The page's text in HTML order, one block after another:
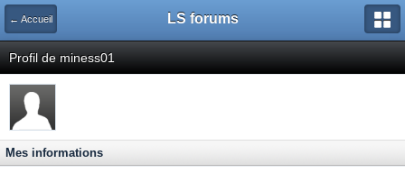
← Accueil LS forums
Profil de miness01
Mes informations